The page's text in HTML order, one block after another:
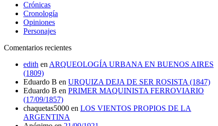
Crónicas
Cronología
Opiniones
Personajes
Comentarios recientes
edith en ARQUEOLOGÍA URBANA EN BUENOS AIRES
(1809)
Eduardo B en URQUIZA DEJA DE SER ROSISTA (1847)
Eduardo B en PRIMER MAQUINISTA FERROVIARIO
(17/09/1857)
chaquetas5000 en LOS VIENTOS PROPIOS DE LA
ARGENTINA